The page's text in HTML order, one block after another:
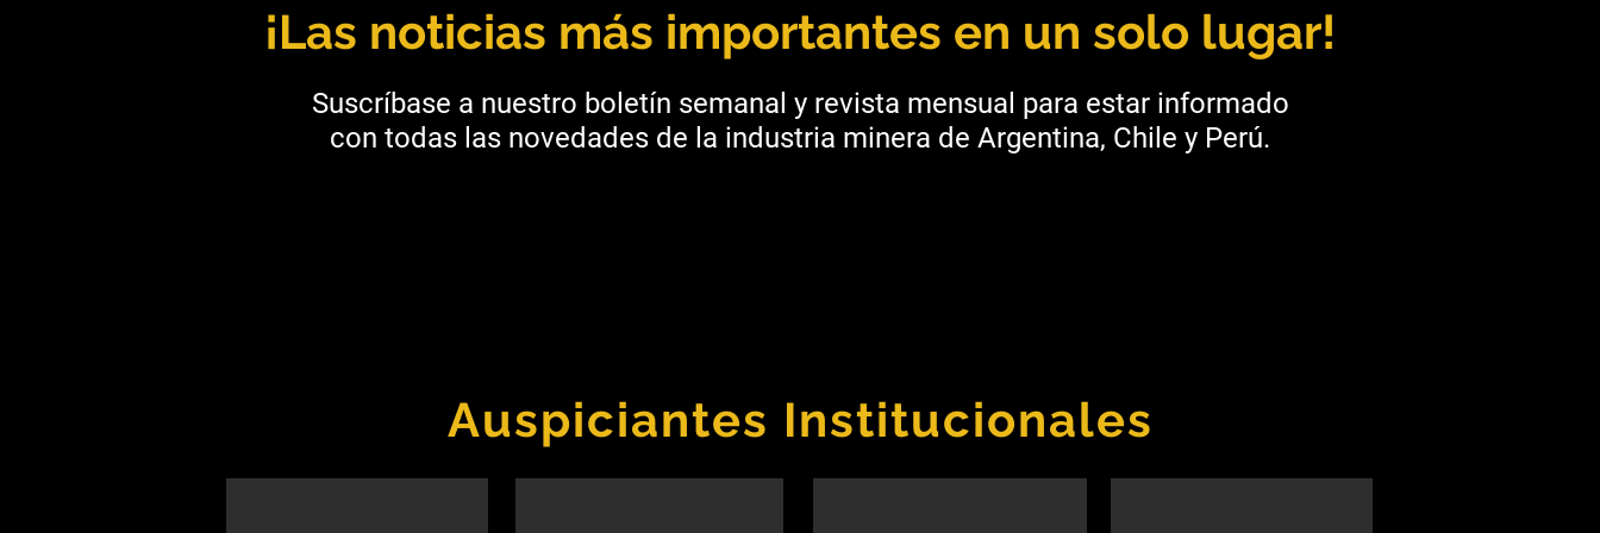
¡Las noticias más importantes en un solo lugar!
Auspiciantes Institucionales
Suscríbase a nuestro boletín semanal y revista mensual para estar informado
con todas las novedades de la industria minera de Argentina, Chile y Perú.